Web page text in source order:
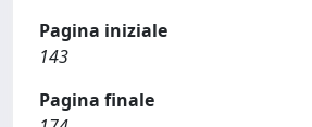
Pagina iniziale
143
Pagina finale